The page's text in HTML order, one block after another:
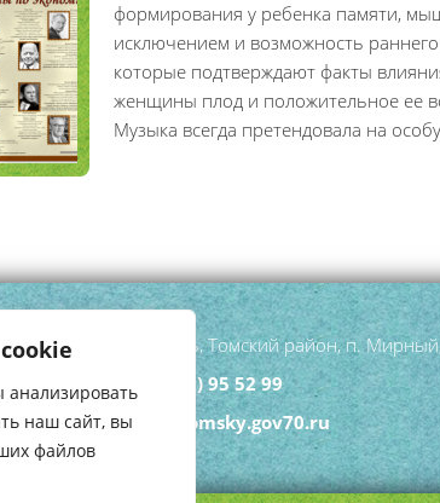
наш сайт, вы
файлов
формирования у ребенка памяти,
исключением и возможность
которые подтверждают факты
женщины плод и положительное ее
Музыка всегда претендовала на
Томская область, Томский район, п.
тел/факс
(3822) 95 52 99
mirniy-dshi@tomsky.gov70.ru